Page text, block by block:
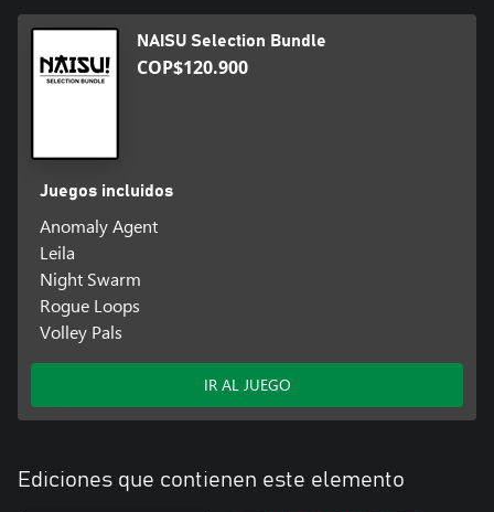
NAISU Selection Bundle
COP$120.900
Juegos incluidos
Anomaly Agent
Leila
Night Swarm
Rogue Loops
Volley Pals
IR AL JUEGO
Ediciones que contienen este elemento